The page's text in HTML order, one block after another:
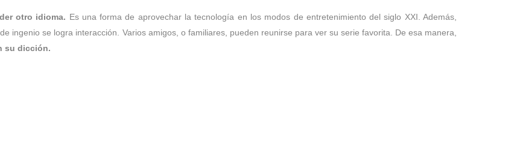
otro idioma. Es una forma de aprovechar la tecnología en los modos de entretenimiento del siglo XXI. Además,
ingenio se logra interacción. Varios amigos, o familiares, pueden reunirse para ver su serie favorita. De esa manera,
su dicción.